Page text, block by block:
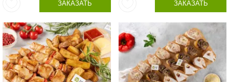
ЗАКАЗАТЬ ЗАКАЗАТЬ